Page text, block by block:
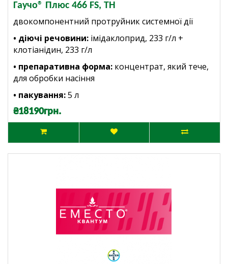
Гаучо® Плюс 466 FS, ТН
двокомпонентний протруйник системної дії
• діючі речовини: імідаклоприд, 233 г/л +
клотіанідин, 233 г/л
• препаративна форма: концентрат, який тече,
для обробки насіння
• пакування:5 л
₴18190грн.